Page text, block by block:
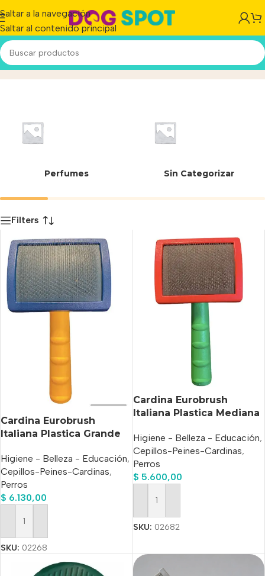
Saltar a la navegación
Saltar al contenido principal
EurobrushInicio/Producto
Perfumes Sin Categorizar
Filters
Cardina Eurobrush
Italiana Plastica Grande
Higiene - Belleza - Educación,
Cepillos-Peines-Cardinas,
Perros
$ 6.130,00
Añadir Al Carrito
SKU: 02268
Cardina Eurobrush
Italiana Plastica Mediana
Higiene - Belleza - Educación,
Cepillos-Peines-Cardinas,
Perros
$ 5.600,00
Añadir Al Carrito
SKU: 02682